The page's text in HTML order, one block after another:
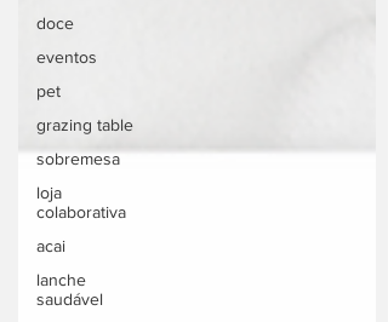
doce
eventos
pet
grazing table
sobremesa
loja
colaborativa
acai
lanche
saudável